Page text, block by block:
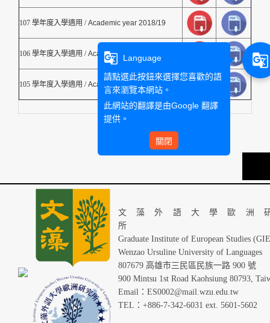
107 學年度入學適用 /Academic year 2018/19
106 學年度入學適用 /Academic year 2017/18
105 學年度入學適用 /Academic year 2016/17
文藻外語大學歐洲
Graduate Institute of European Studies
Wenzao Ursuline University of Languages
807679 高雄市三民區民族一路 900 號
900 Mintsu 1st Road Kaohsiung 80793,
Email：ES0002@mail.wzu.edu.tw
TEL：+886-7-342-6031 ext. 5601-5602
g_translate
Language
請點選此按鈕來選擇您喜歡的語
言來瀏覽本網站。
此網站的翻譯是由Google 翻譯
提供。
關閉
g_translate